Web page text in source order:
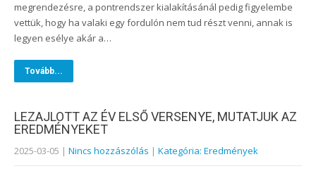
megrendezésre, a pontrendszer kialakításánál pedig figyelembe
vettük, hogy ha valaki egy fordulón nem tud részt venni, annak is
legyen esélye akár a…
Tovább...
LEZAJLOTT AZ ÉV ELSŐ VERSENYE, MUTATJUK AZ
EREDMÉNYEKET
2025-03-05 | Nincs hozzászólás | Kategória: Eredmények